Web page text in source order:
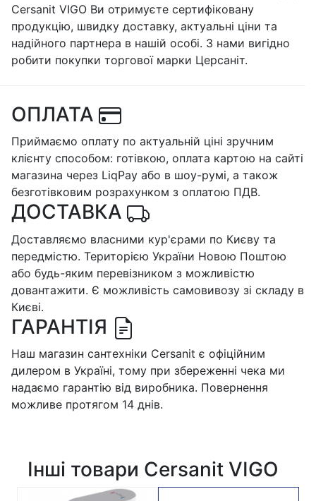
Cersanit VIGO Ви отримуєте сертифіковану
продукцію, швидку доставку, актуальні ціни та
надійного партнера в нашій особі. З нами вигідно
робити покупки торгової марки Церсаніт.
ОПЛАТА
Приймаємо оплату по актуальній ціні зручним
клієнту способом: готівкою, оплата картою на сайті
магазина через LiqPay або в шоу-румі, а також
безготівковим розрахунком з оплатою ПДВ.
ДОСТАВКА
Доставляємо власними кур'єрами по Києву та
передмістю. Територією України Новою Поштою
або будь-яким перевізником з можливістю
довантажити. Є можливість самовивозу зі складу в
Києві.
ГАРАНТІЯ
Наш магазин сантехніки Cersanit є офіційним
дилером в Україні, тому при збереженні чека ми
надаємо гарантію від виробника. Повернення
можливе протягом 14 днів.
Інші товари Cersanit VIGO